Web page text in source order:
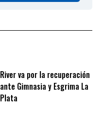
River va por la recuperación
ante Gimnasia y Esgrima La
Plata